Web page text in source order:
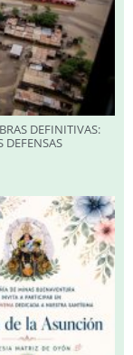
DEFINITIVAS:
DEFENSAS